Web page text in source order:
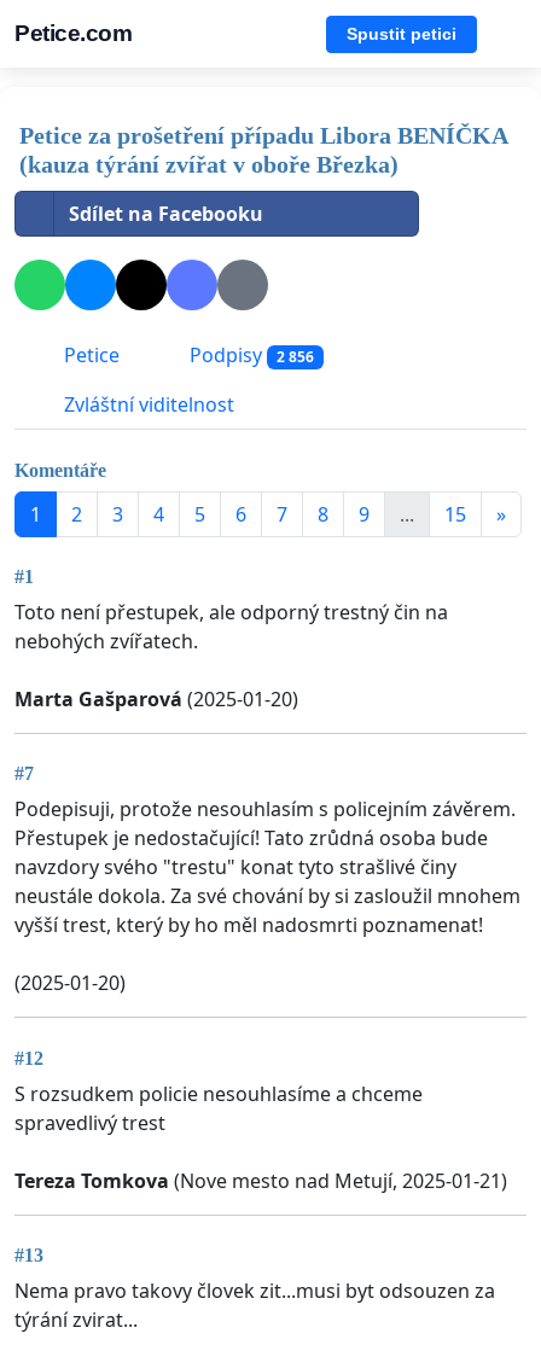
Petice.com Spustit petici
Petice za prošetření případu Libora BENÍČKA
(kauza týrání zvířat v oboře Březka)
Sdílet na Facebooku
Petice Podpisy 2 856
Zvláštní viditelnost
Komentáře
1 2 3 4 5 6 7 8 9 ... 15 »
#1
Toto není přestupek, ale odporný trestný čin na
nebohých zvířatech.
Marta Gašparová (2025-01-20)
#7
Podepisuji, protože nesouhlasím s policejním závěrem.
Přestupek je nedostačující! Tato zrůdná osoba bude
navzdory svého "trestu" konat tyto strašlivé činy
neustále dokola. Za své chování by si zasloužil mnohem
vyšší trest, který by ho měl nadosmrti poznamenat!
(2025-01-20)
#12
S rozsudkem policie nesouhlasíme a chceme
spravedlivý trest
Tereza Tomkova (Nove mesto nad Metují, 2025-01-21)
#13
Nema pravo takovy človek zit...musi byt odsouzen za
týrání zvirat...